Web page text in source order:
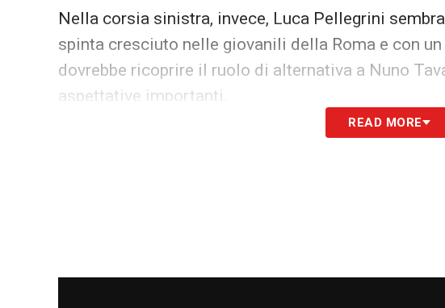
Nella corsia sinistra, invece, Luca Pellegrini
spinta cresciuto nelle giovanili della Roma e con
dovrebbe ricoprire il ruolo di alternativa a Nuno
aspettative importanti.
Sarri è chiamato a una decisione non semplice,
READ MORE